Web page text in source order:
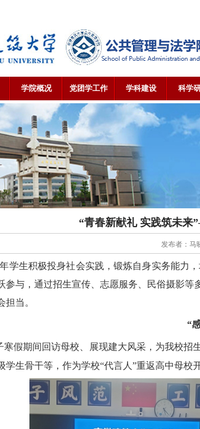
学院概况 党团学工作 学科建设 科学
“青春新献礼 实践筑未
发布者：马
学生积极投身社会实践，锻炼自身实务能力
参与 ， 通过招生宣传、志愿服务、民俗摄影等
担当。
“
寒假期间回访母校、展现建大风采，为我校招
生骨干等，作为学校“代言人”重返高中母校